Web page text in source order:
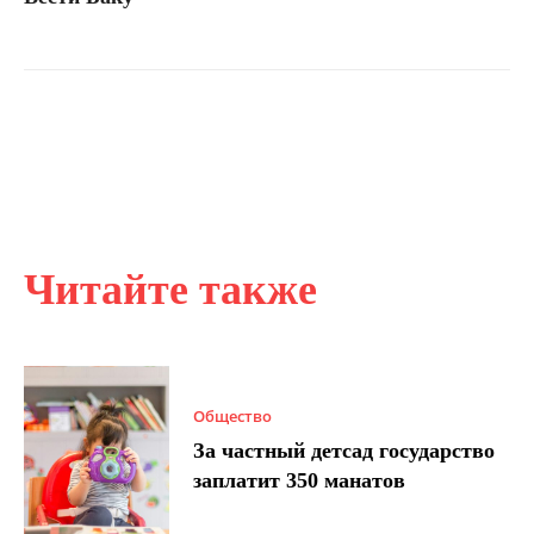
Читайте также
Общество
За частный детсад государство
заплатит 350 манатов